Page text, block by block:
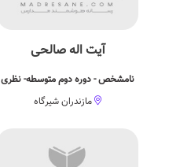
آیت اله صالحی
نامشخص - دوره دوم متوسطه- نظری
مازندران شیرگاه